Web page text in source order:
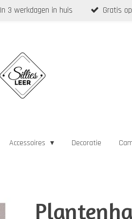
In 3 werkdagen in huis Gratis
Accessoires Decoratie